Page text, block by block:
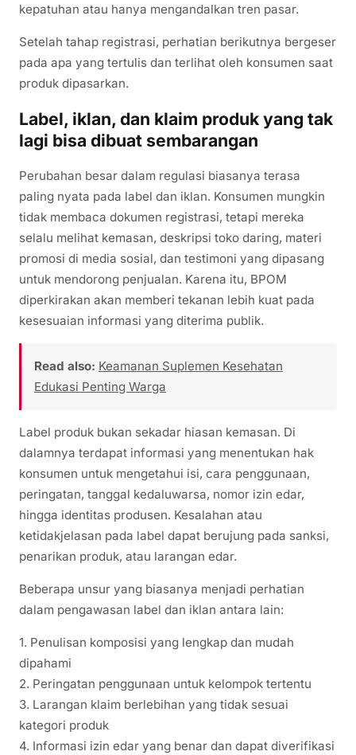
kepatuhan atau hanya mengandalkan tren pasar.
Setelah tahap registrasi, perhatian berikutnya bergeser
pada apa yang tertulis dan terlihat oleh konsumen saat
produk dipasarkan.
Label, iklan, dan klaim produk yang tak
lagi bisa dibuat sembarangan
Perubahan besar dalam regulasi biasanya terasa
paling nyata pada label dan iklan. Konsumen mungkin
tidak membaca dokumen registrasi, tetapi mereka
selalu melihat kemasan, deskripsi toko daring, materi
promosi di media sosial, dan testimoni yang dipasang
untuk mendorong penjualan. Karena itu, BPOM
diperkirakan akan memberi tekanan lebih kuat pada
kesesuaian informasi yang diterima publik.
Read also: Keamanan Suplemen Kesehatan
Edukasi Penting Warga
Label produk bukan sekadar hiasan kemasan. Di
dalamnya terdapat informasi yang menentukan hak
konsumen untuk mengetahui isi, cara penggunaan,
peringatan, tanggal kedaluwarsa, nomor izin edar,
hingga identitas produsen. Kesalahan atau
ketidakjelasan pada label dapat berujung pada sanksi,
penarikan produk, atau larangan edar.
Beberapa unsur yang biasanya menjadi perhatian
dalam pengawasan label dan iklan antara lain:
1. Penulisan komposisi yang lengkap dan mudah
dipahami
2. Peringatan penggunaan untuk kelompok tertentu
3. Larangan klaim berlebihan yang tidak sesuai
kategori produk
4. Informasi izin edar yang benar dan dapat diverifikasi